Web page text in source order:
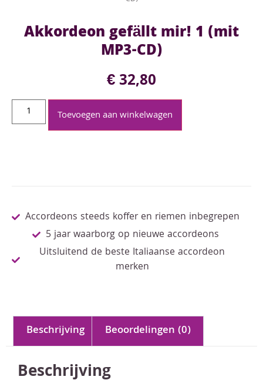
Akkordeon gefällt mir! 1 (mit
MP3-CD)
€32,80
Toevoegen aan winkelwagen
Accordeons steeds koffer en riemen inbegrepen
5 jaar waarborg op nieuwe accordeons
Uitsluitend de beste Italiaanse accordeon
merken
Beschrijving Beoordelingen (0)
Beschrijving